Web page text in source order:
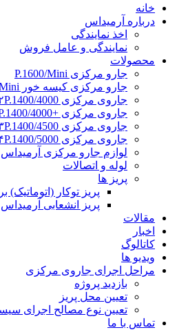
خانه
درباره آرمیداس
اخذ نمایندگی
نمایندگی و عامل فروش
محصولات
جارو مرکزی P.1600/Mini
جارو مرکزی کیسه خور P.1600/Mini
جاروی مرکزی ۲P.1400/4000
جاروی مرکزی +۲P.1400/4000
جاروی مرکزی ۳P.1400/4500
جاروی مرکزی ۴P.1400/5000
لوازم جارو مرکزی آرمیداس
لوله و اتصالات
پریز ها
پریز توکار (اتوماتیک)
پریز انشعابی آرمیداس
مقالات
اخبار
کاتالوگ
ویدیو ها
مراحل اجرای جاروی مرکزی
بازدید پروژه
تعیین محل پریز
تعیین نوع مصالح اجرای
تماس با ما